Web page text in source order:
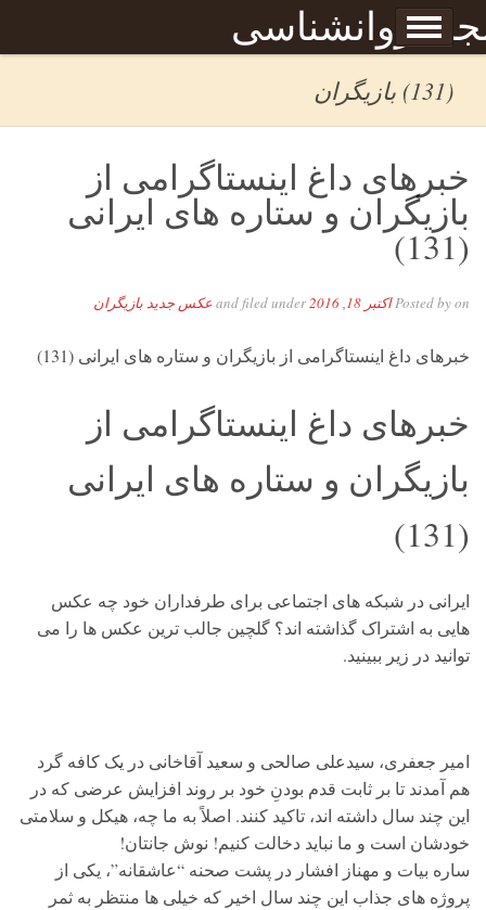
روانشناسی
Skip to content
برگه نمونه
(131) بازیگران
خبرهای داغ اینستاگرامی از
بازیگران و ستاره های ایرانی
(131)
Posted byon اکتبر 18, 2016 and filed under عکس جدید بازیگران
خبرهای داغ اینستاگرامی از بازیگران و ستاره های ایرانی (131)
خبرهای داغ اینستاگرامی از
بازیگران و ستاره های ایرانی
(131)
ایرانی در شبکه های اجتماعی برای طرفداران خود چه عکس
هایی به اشتراک گذاشته اند؟ گلچین جالب ترین عکس ها را می
توانید در زیر ببینید.
امیر جعفری، سیدعلی صالحی و سعید آقاخانی در یک کافه گرد
هم آمدند تا بر ثابت قدم بودنِ خود بر روند افزایش عرضی که در
این چند سال داشته اند، تاکید کنند. اصلاً به ما چه، هیکل و سلامتی
خودشان است و ما نباید دخالت کنیم! نوش جانتان!
ساره بیات و مهناز افشار در پشت صحنه “عاشقانه”، یکی از
پروژه های جذاب این چند سال اخیر که خیلی ها منتظر به ثمر